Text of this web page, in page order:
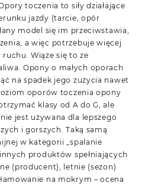
toczenia to siły działające
jazdy (tarcie, opór
model się im przeciwstawia,
a więc potrzebuje więcej
Wiąże się to ze
Opony o małych oporach
na spadek jego zużycia nawet
oporów toczenia opony
klasy od A do G, ale
jest używana dla lepszego
i gorszych. Taką samą
w kategorii „spalanie
produktów spełniających
(producent), letnie (sezon)
na mokrym – ocena